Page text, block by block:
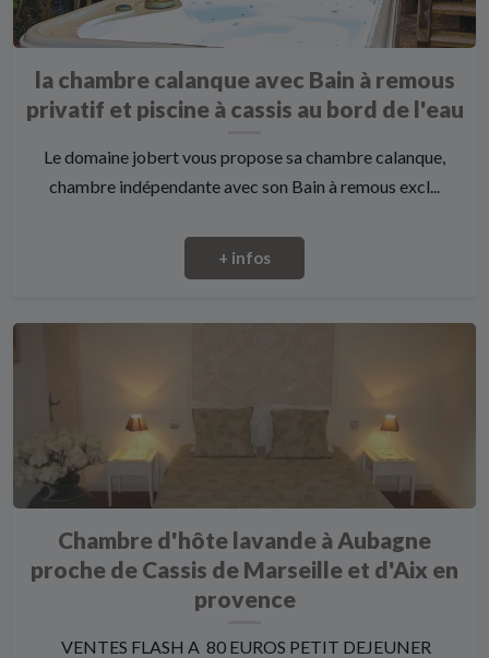
la chambre calanque avec Bain à remous
privatif et piscine à cassis au bord de l'eau
Le domaine jobert vous propose sa chambre calanque,
chambre indépendante avec son Bain à remous excl...
+ infos
Chambre d'hôte lavande à Aubagne
proche de Cassis de Marseille et d'Aix en
provence
VENTES FLASH A 80 EUROS PETIT DEJEUNER